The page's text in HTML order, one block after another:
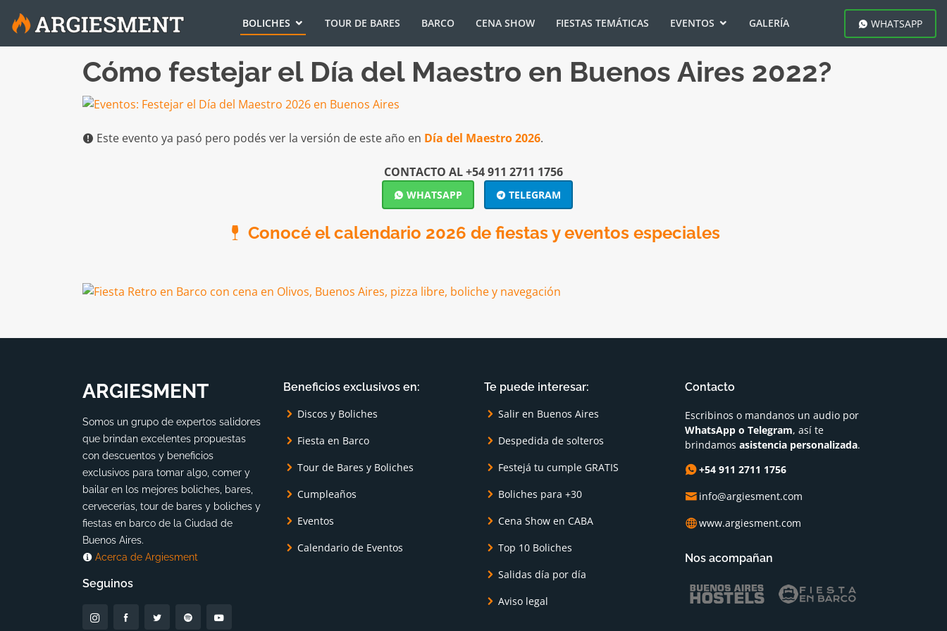
BOLICHES TOUR DE BARES BARCO CENA SHOW FIESTAS TEMÁTICAS EVENTOS GALERÍA WHATSAPP
Cómo festejar el Día del Maestro en Buenos Aires 2022?
Este evento ya pasó pero podés ver la versión de este año en Día del Maestro 2026.
CONTACTO AL +54 911 2711 1756
WHATSAPP TELEGRAM
Conocé el calendario 2026 de fiestas y eventos especiales
ARGIESMENT
Somos un grupo de expertos salidores
que brindan excelentes propuestas
con descuentos y beneficios
exclusivos para tomar algo, comer y
bailar en los mejores boliches, bares,
cervecerías, tour de bares y boliches y
fiestas en barco de la Ciudad de
Buenos Aires.
Acerca de Argiesment
Seguinos
Beneficios exclusivos en:
Discos y Boliches
Fiesta en Barco
Tour de Bares y Boliches
Cumpleaños
Eventos
Calendario de Eventos
Te puede interesar:
Salir en Buenos Aires
Despedida de solteros
Festejá tu cumple GRATIS
Boliches para +30
Cena Show en CABA
Top 10 Boliches
Salidas día por día
Aviso legal
Contacto
Escribinos o mandanos un audio por
WhatsApp o Telegram, así te
brindamos asistencia personalizada.
+54 911 2711 1756
info@argiesment.com
www.argiesment.com
Nos acompañan